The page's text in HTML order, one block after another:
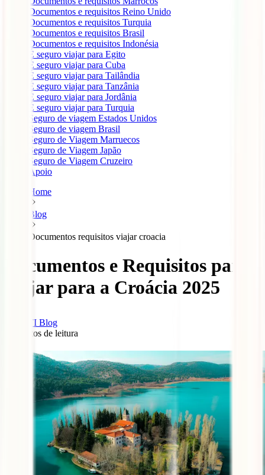
Documentos e requisitos Reino Unido
Documentos e requisitos Turquia
Documentos e requisitos Brasil
Documentos e requisitos Indonésia
É seguro viajar para Egito
É seguro viajar para Cuba
É seguro viajar para Tailândia
É seguro viajar para Tanzânia
É seguro viajar para Jordânia
É seguro viajar para Turquia
Seguro de viagem Estados Unidos
Seguro de viagem Brasil
Seguro de Viagem Marruecos
Seguro de Viagem Japão
Seguro de Viagem Cruzeiro
Apoio
Home
Blog
Documentos requisitos viajar croacia
Documentos e Requisitos para
viajar para a Croácia 2025
IATI Blog
minutos de leitura